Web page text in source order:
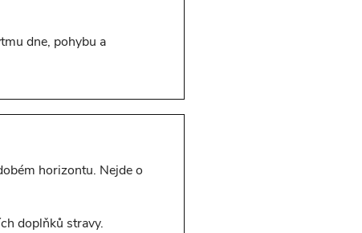
dne, pohybu a
horizontu. Nejde o
doplňků stravy.